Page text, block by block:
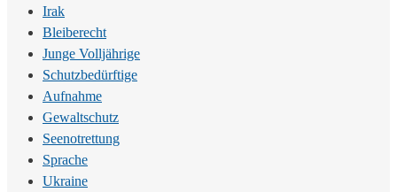
Irak
Bleiberecht
Junge Volljährige
Schutzbedürftige
Aufnahme
Gewaltschutz
Seenotrettung
Sprache
Ukraine